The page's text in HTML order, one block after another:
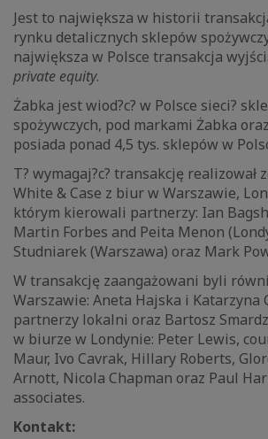
Jest to największa w historii
rynku detalicznych sklepów
największa w Polsce transakcja
private equity.
Żabka jest wiod?c? w Polsce sieci?
spożywczych, pod markami Żabka
posiada ponad 4,5 tys. sklepów w
T? wymagaj?c? transakcję realizował
White & Case z biur w Warszawie,
którym kierowali partnerzy: Ian
Martin Forbes and Peita Menon
Studniarek (Warszawa) oraz Mark
W transakcję zaangażowani byli
Warszawie: Aneta Hajska i Katarzyna
partnerzy lokalni oraz Bartosz
w biurze w Londynie: Peter Lewis,
Maur, Ivo Cavrak, Hillary Roberts,
Arnott, Nicola Chapman oraz Paul
associates.
Kontakt: